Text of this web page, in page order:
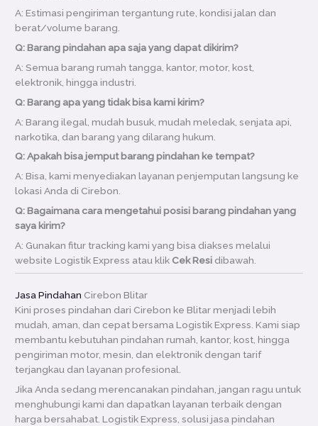
A: Estimasi pengiriman tergantung rute, kondisi jalan dan
berat/volume barang.
Q: Barang pindahan apa saja yang dapat dikirim?
A: Semua barang rumah tangga, kantor, motor, kost,
elektronik, hingga industri.
Q: Barang apa yang tidak bisa kami kirim?
A: Barang ilegal, mudah busuk, mudah meledak, senjata api,
narkotika, dan barang yang dilarang hukum.
Q: Apakah bisa jemput barang pindahan ke tempat?
A: Bisa, kami menyediakan layanan penjemputan langsung ke
lokasi Anda di Cirebon.
Q: Bagaimana cara mengetahui posisi barang pindahan yang
saya kirim?
A: Gunakan fitur tracking kami yang bisa diakses melalui
website Logistik Express atau klik Cek Resi dibawah.
Jasa Pindahan Cirebon Blitar
Kini proses pindahan dari Cirebon ke Blitar menjadi lebih
mudah, aman, dan cepat bersama Logistik Express. Kami siap
membantu kebutuhan pindahan rumah, kantor, kost, hingga
pengiriman motor, mesin, dan elektronik dengan tarif
terjangkau dan layanan profesional.
Jika Anda sedang merencanakan pindahan, jangan ragu untuk
menghubungi kami dan dapatkan layanan terbaik dengan
harga bersahabat. Logistik Express, solusi jasa pindahan